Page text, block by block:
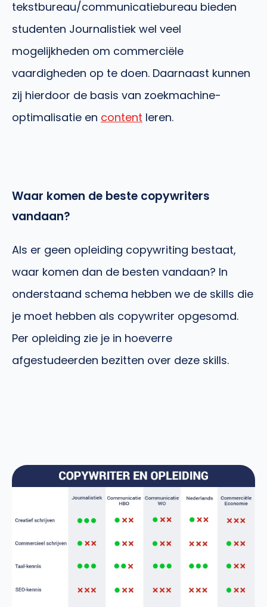
tekstbureau/communicatiebureau bieden
studenten Journalistiek wel veel
mogelijkheden om commerciële
vaardigheden op te doen. Daarnaast kunnen
zij hierdoor de basis van zoekmachine-
optimalisatie en content leren.
Waar komen de beste copywriters
vandaan?
Als er geen opleiding copywriting bestaat,
waar komen dan de besten vandaan? In
onderstaand schema hebben we de skills die
je moet hebben als copywriter opgesomd.
Per opleiding zie je in hoeverre
afgestudeerden bezitten over deze skills.